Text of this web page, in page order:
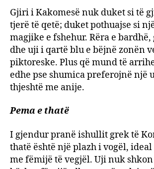
Gjiri i Kakomesë nuk duket si të
tjerë të qetë; duket pothuajse si
magjike e fshehur. Rëra e
dhe uji i qartë blu e bëjnë zonën
piktoreske. Plus që mund të
edhe pse shumica preferojnë një
thjeshtë me anije.
Pema e thatë
I gjendur pranë ishullit grek të
thatë është një plazh i vogël,
me fëmijë të vegjël. Uji nuk